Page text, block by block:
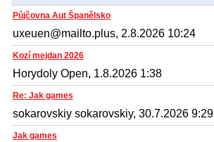
Půjčovna Aut Španělsko
uxeuen@mailto.plus, 2.8.2026 10:24
Kozí mejdan 2026
Horydoly Open, 1.8.2026 1:38
Re: Jak games
sokarovskiy sokarovskiy, 30.7.2026 9:29
Jak games